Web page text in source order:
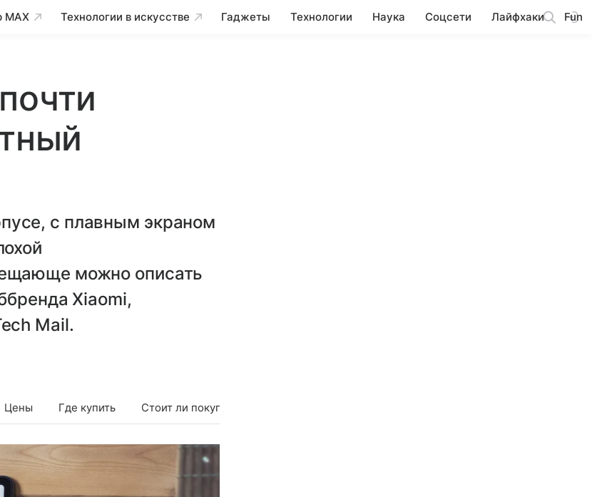
MAX Технологии в искусстве Гаджеты Технологии Наука Соцсети Лайфхаки Fun
с плавным экраном
можно описать
Xiaomi,
Mail.
Цены Где купить Стоит ли покупать